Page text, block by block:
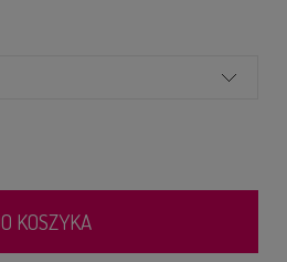
DO KOSZYKA